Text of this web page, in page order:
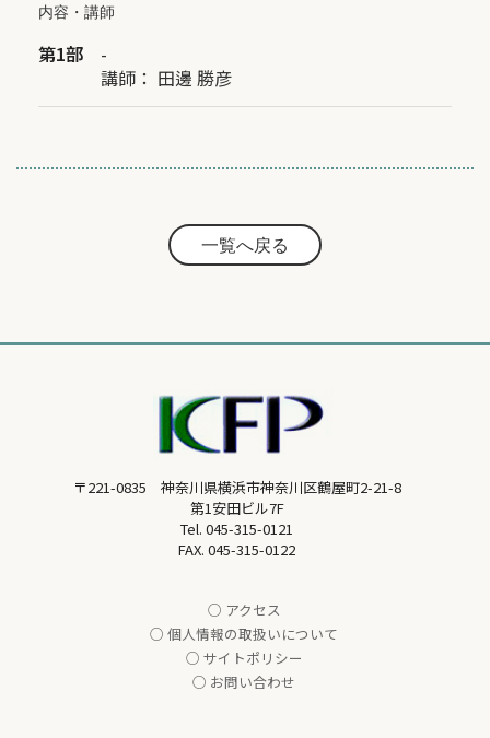
内容・講師
第1部
-
講師： 田邊 勝彦
一覧へ戻る
〒221-0835 神奈川県横浜市神奈川区鶴屋町2-21-8
第1安田ビル7F
Tel. 045-315-0121
FAX. 045-315-0122
○ アクセス
○ 個人情報の取扱いについて
○ サイトポリシー
○ お問い合わせ